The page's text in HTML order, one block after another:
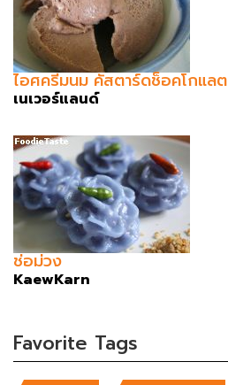
ไอศครีมนม คัสตาร์ดช็อคโกแลต
เนเวอร์แลนด์
ช่อม่วง
KaewKarn
Favorite Tags